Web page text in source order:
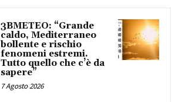
3BMETEO: “Grande
caldo, Mediterraneo
bollente e rischio
fenomeni estremi.
Tutto quello che c’è da
sapere”
7 Agosto 2026